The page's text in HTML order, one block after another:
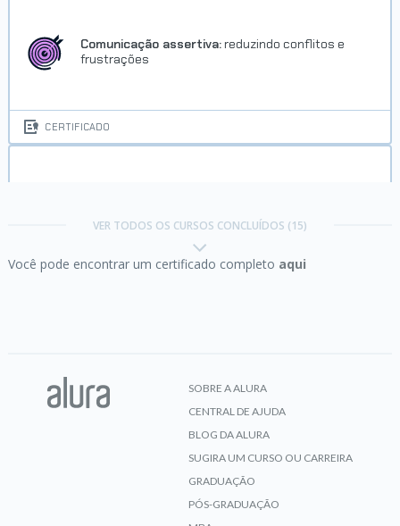
Comunicação assertiva: reduzindo conflitos e
frustrações
CERTIFICADO
como se expressar bem e ser
VER TODOS OS CURSOS CONCLUÍDOS (15)
Você pode encontrar um certificado completo aqui
SOBRE A ALURA
CENTRAL DE AJUDA
BLOG DA ALURA
SUGIRA UM CURSO OU CARREIRA
GRADUAÇÃO
PÓS-GRADUAÇÃO